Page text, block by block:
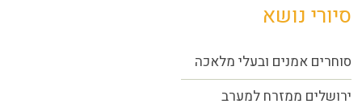
סיורי נושא
סוחרים אמנים ובעלי מלאכה
ירושלים ממזרח למערב